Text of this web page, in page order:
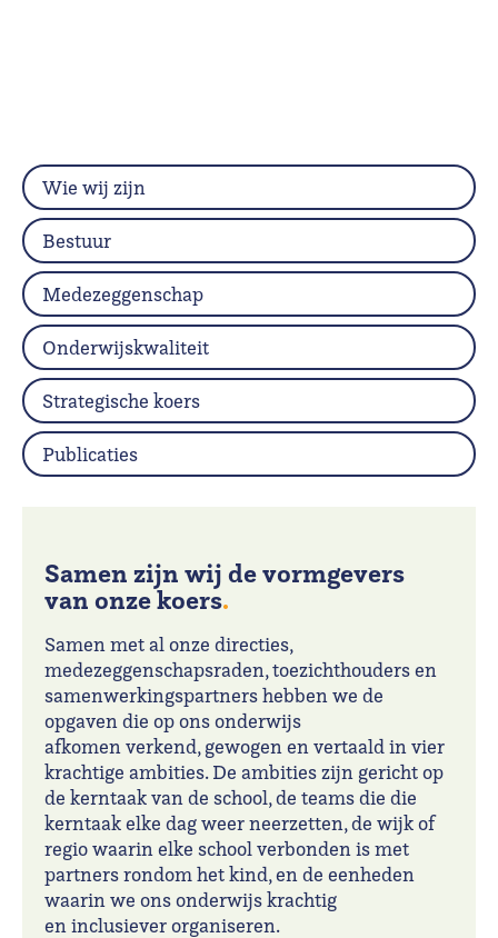
Samen zijn wij de vormgevers
van onze koers.
Samen met al onze directies,
medezeggenschapsraden, toezichthouders en
samenwerkingspartners hebben we de
opgaven die op ons onderwijs
afkomen verkend, gewogen en vertaald in vier
krachtige ambities. De ambities zijn gericht op
de kerntaak van de school, de teams die die
kerntaak elke dag weer neerzetten, de wijk of
regio waarin elke school verbonden is met
partners rondom het kind, en de eenheden
waarin we ons onderwijs krachtig
en inclusiever organiseren.
Wie wij zijn
Bestuur
Medezeggenschap
Onderwijskwaliteit
Strategische koers
Publicaties